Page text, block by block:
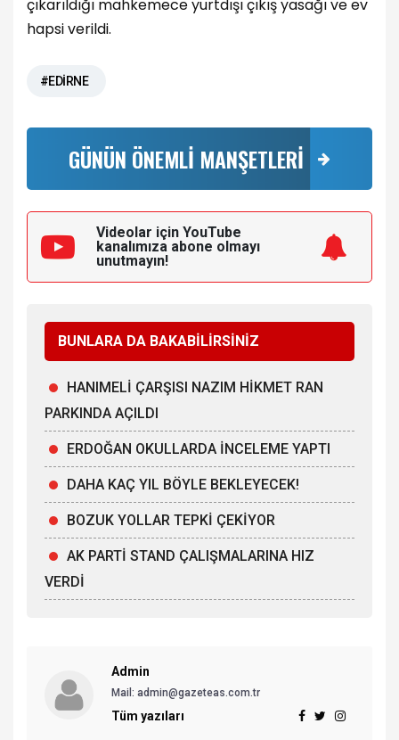
çıkarıldığı mahkemece yurtdışı çıkış yasağı ve ev
hapsi verildi.
#EDİRNE
GÜNÜN ÖNEMLİ MANŞETLERİ
Videolar için YouTube
kanalımıza abone olmayı
unutmayın!
BUNLARA DA BAKABİLİRSİNİZ
HANIMELİ ÇARŞISI NAZIM HİKMET RAN
PARKINDA AÇILDI
ERDOĞAN OKULLARDA İNCELEME YAPTI
DAHA KAÇ YIL BÖYLE BEKLEYECEK!
BOZUK YOLLAR TEPKİ ÇEKİYOR
AK PARTİ STAND ÇALIŞMALARINA HIZ
VERDİ
Admin
Mail: admin@gazeteas.com.tr
Tüm yazıları